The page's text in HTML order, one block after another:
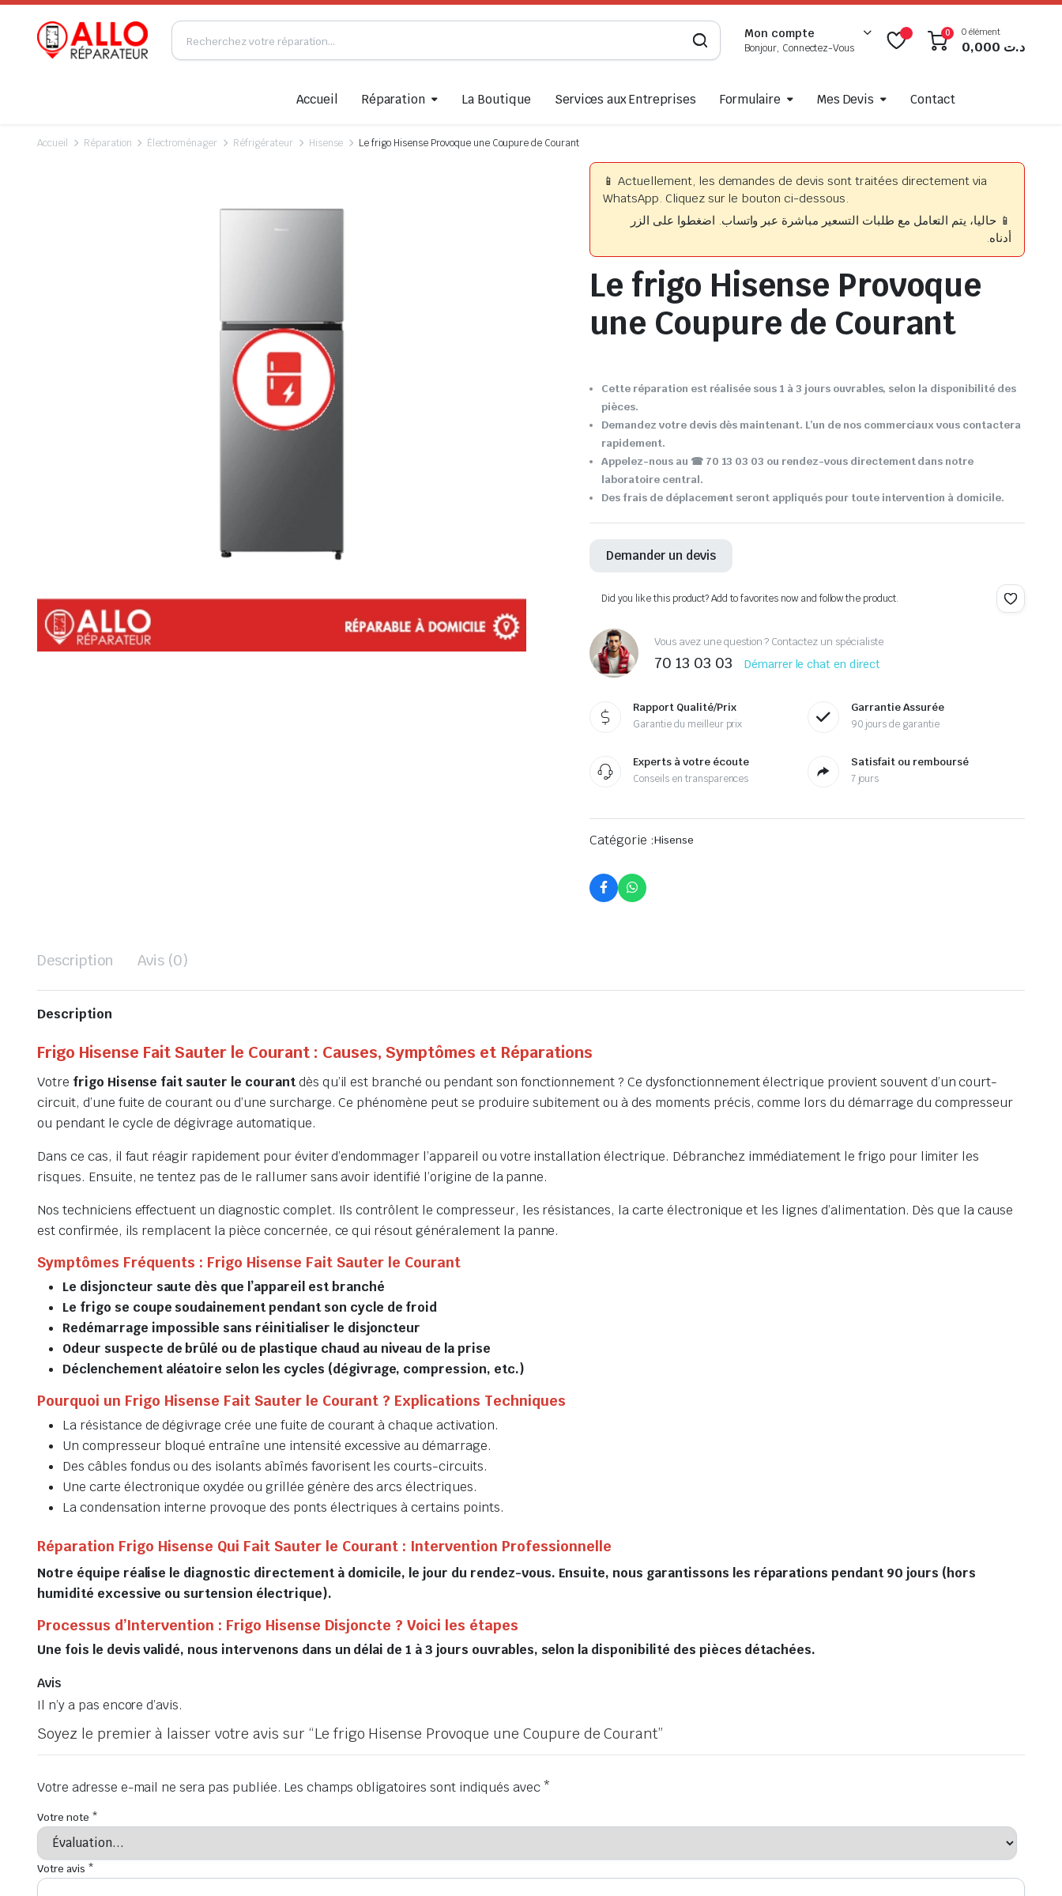
Mon compte
Bonjour, Connectez-Vous
0 0 élément
د.ت
Accueil Réparation La Boutique Services aux Entreprises Formulaire Mes Devis Contact
Accueil Réparation Électroménager Réfrigérateur Hisense Le frigo Hisense Provoque une Coupure de Courant
📱 Actuellement, les demandes de devis sont traitées directement via
WhatsApp. Cliquez sur le bouton ci-dessous.
📱 حاليا، يتم التعامل مع طلبات التسعير مباشرة عبر واتساب. اضغطوا على الزر
أدناه.
Le frigo Hisense Provoque
une Coupure de Courant
Cette réparation est réalisée sous 1 à 3 jours ouvrables, selon la disponibilité des
pièces.
Demandez votre devis dès maintenant. L’un de nos commerciaux vous contactera
rapidement.
Appelez-nous au ☎ 70 13 03 03 ou rendez-vous directement dans notre
laboratoire central.
Des frais de déplacement seront appliqués pour toute intervention à domicile.
Demander un devis
Did you like this product? Add to favorites now and follow the product.
Vous avez une question ? Contactez un spécialiste
70 13 03 03 Démarrer le chat en direct
Rapport Qualité/Prix
Garantie du meilleur prix
Garrantie Assurée
90 jours de garantie
Experts à votre écoute
Conseils en transparences
Satisfait ou remboursé
7 jours
Catégorie :Hisense
Description Avis (0)
Description
Frigo Hisense Fait Sauter le Courant : Causes, Symptômes et Réparations
Votre frigo Hisense fait sauter le courantdès qu’il est branché ou pendant son fonctionnement ? Ce dysfonctionnement électrique provient souvent d’un court-
circuit, d’une fuite de courant ou d’une surcharge. Ce phénomène peut se produire subitement ou à des moments précis, comme lors du démarrage du compresseur
ou pendant le cycle de dégivrage automatique.
Dans ce cas, il faut réagir rapidement pour éviter d’endommager l’appareil ou votre installation électrique. Débranchez immédiatement le frigo pour limiter les
risques. Ensuite, ne tentez pas de le rallumer sans avoir identifié l’origine de la panne.
Nos techniciens effectuent un diagnostic complet. Ils contrôlent le compresseur, les résistances, la carte électronique et les lignes d’alimentation. Dès que la cause
est confirmée, ils remplacent la pièce concernée, ce qui résout généralement la panne.
Symptômes Fréquents : Frigo Hisense Fait Sauter le Courant
Le disjoncteur saute dès que l’appareil est branché
Le frigo se coupe soudainement pendant son cycle de froid
Redémarrage impossible sans réinitialiser le disjoncteur
Odeur suspecte de brûlé ou de plastique chaud au niveau de la prise
Déclenchement aléatoire selon les cycles (dégivrage, compression, etc.)
Pourquoi un Frigo Hisense Fait Sauter le Courant ? Explications Techniques
La résistance de dégivrage crée une fuite de courant à chaque activation.
Un compresseur bloqué entraîne une intensité excessive au démarrage.
Des câbles fondus ou des isolants abîmés favorisent les courts-circuits.
Une carte électronique oxydée ou grillée génère des arcs électriques.
La condensation interne provoque des ponts électriques à certains points.
Réparation Frigo Hisense Qui Fait Sauter le Courant : Intervention Professionnelle
Notre équipe réalise le diagnostic directement à domicile, le jour du rendez-vous. Ensuite, nous garantissons les réparations pendant 90 jours (hors
humidité excessive ou surtension électrique).
Processus d’Intervention : Frigo Hisense Disjoncte ? Voici les étapes
Une fois le devis validé, nous intervenons dans un délai de 1 à 3 jours ouvrables, selon la disponibilité des pièces détachées.
Avis
Il n’y a pas encore d’avis.
Soyez le premier à laisser votre avis sur “Le frigo Hisense Provoque une Coupure de Courant”
Votre adresse e-mail ne sera pas publiée. Les champs obligatoires sont indiqués avec*
Votre note *
Votre avis *